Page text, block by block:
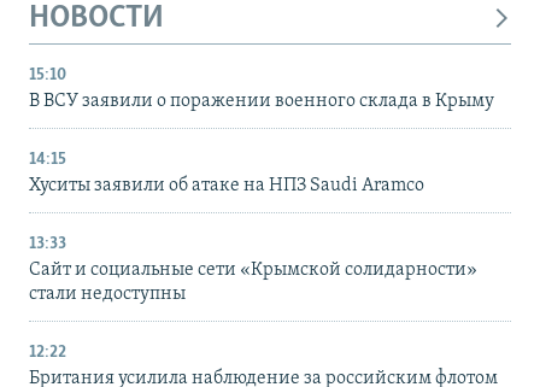
НОВОСТИ
15:10
В ВСУ заявили о поражении военного склада в Крыму
14:15
Хуситы заявили об атаке на НПЗ Saudi Aramco
13:33
Сайт и социальные сети «Крымской солидарности»
стали недоступны
12:22
Британия усилила наблюдение за российским флотом